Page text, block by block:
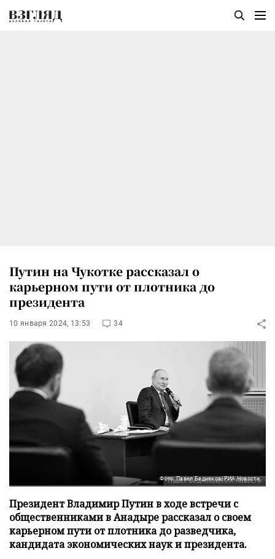
Путин на Чукотке рассказал о
карьерном пути от плотника до
президента
10 января 2024, 13:53 34
Фото: Павел Бедняков/РИА Новости
Президент Владимир Путин в ходе встречи с
общественниками в Анадыре рассказал о своем
карьерном пути от плотника до разведчика,
кандидата экономических наук и президента.